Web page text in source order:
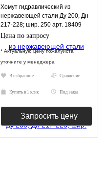
Хомут гидравлический из
нержавеющей стали Ду 200, Дн
217-228; шир. 250 арт. 18409
Цена по запросу
* Актуальную цену пожалуйста
уточните у менеджера
В избранное Сравнение
Купить в 1 клик Под заказ
Запросить цену